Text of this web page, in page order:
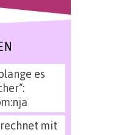
es
rechnet mit